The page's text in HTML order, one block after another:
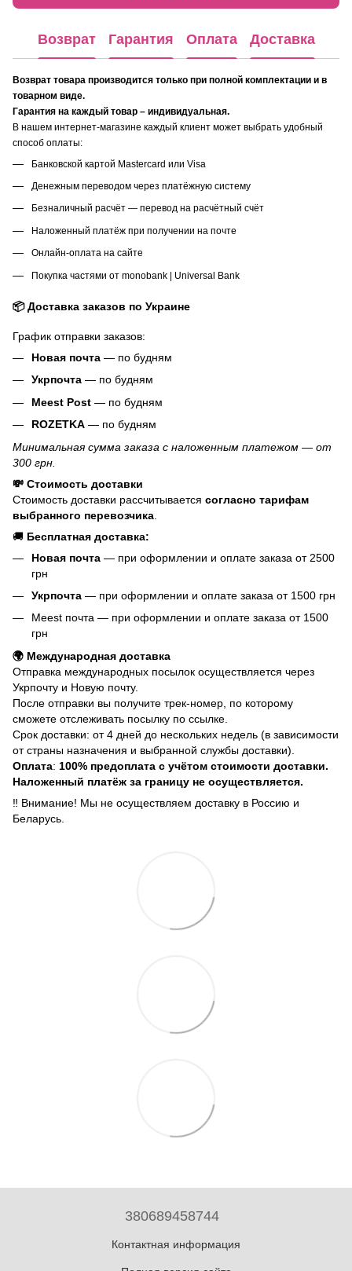
Возврат Гарантия Оплата Доставка
Возврат товара производится только при полной комплектации и в
товарном виде.
Гарантия на каждый товар – индивидуальная.
В нашем интернет-магазине каждый клиент может выбрать удобный
способ оплаты:
Банковской картой Mastercard или Visa
Денежным переводом через платёжную систему
Безналичный расчёт — перевод на расчётный счёт
Наложенный платёж при получении на почте
Онлайн-оплата на сайте
Покупка частями от monobank | Universal Bank
📦 Доставка заказов по Украине
График отправки заказов:
Новая почта — по будням
Укрпочта — по будням
Meest Post — по будням
ROZETKA — по будням
Минимальная сумма заказа с наложенным платежом — от
300 грн.
💸 Стоимость доставки
Стоимость доставки рассчитывается согласно тарифам
выбранного перевозчика
🚚 Бесплатная доставка:
Новая почта — при оформлении и оплате заказа от 2500
грн
Укрпочта — при оформлении и оплате заказа от 1500 грн
Meest почта — при оформлении и оплате заказа от 1500
грн
🌍 Международная доставка
Отправка международных посылок осуществляется через
Укрпочту и Новую почту.
После отправки вы получите трек-номер, по которому
сможете отслеживать посылку по ссылке.
Срок доставки: от 4 дней до нескольких недель (в зависимости
от страны назначения и выбранной службы доставки).
Оплата: 100% предоплата с учётом стоимости доставки.
Наложенный платёж за границу не осуществляется.
‼️ Внимание! Мы не осуществляем доставку в Россию и
Беларусь.
380689458744
Контактная информация